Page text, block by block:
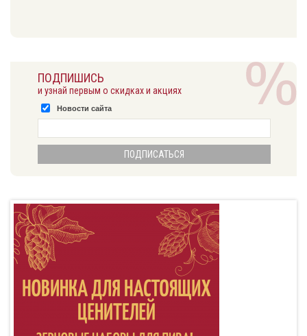
ПОДПИШИСЬ
и узнай первым о скидках и акциях
Новости сайта